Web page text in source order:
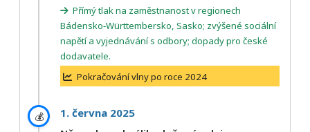
Přímý tlak na zaměstnanost v regionech
Bádensko‑Württembersko, Sasko; zvýšené sociální
napětí a vyjednávání s odbory; dopady pro české
dodavatele.
Pokračování vlny po roce 2024
💰
1. června 2025